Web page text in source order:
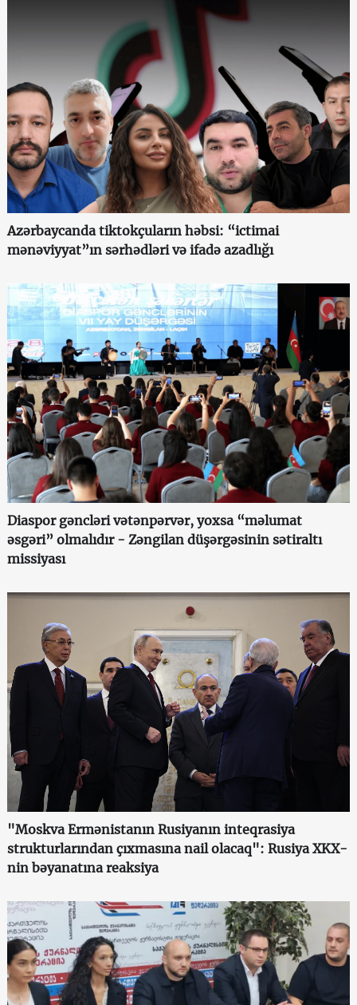
Azərbaycanda tiktokçuların həbsi: “ictimai
mənəviyyat”ın sərhədləri və ifadə azadlığı
Diaspor gəncləri vətənpərvər, yoxsa “məlumat
əsgəri” olmalıdır - Zəngilan düşərgəsinin sətiraltı
missiyası
"Moskva Ermənistanın Rusiyanın inteqrasiya
strukturlarından çıxmasına nail olacaq": Rusiya XKX-
nin bəyanatına reaksiya